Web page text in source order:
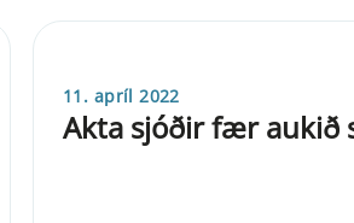
11. apríl 2022
Akta sjóðir fær aukið